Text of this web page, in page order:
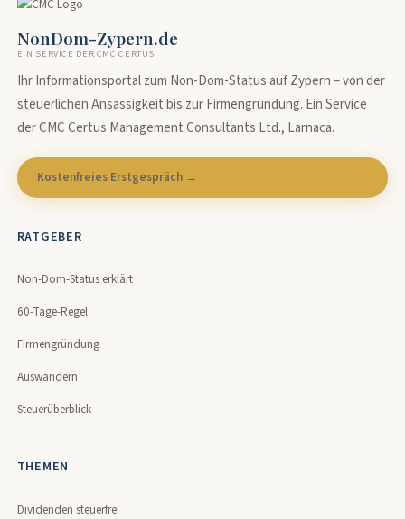
NonDom-Zypern.de
EIN SERVICE DER CMC CERTUS
Ihr Informationsportal zum Non-Dom-Status auf Zypern – von der
steuerlichen Ansässigkeit bis zur Firmengründung. Ein Service
der CMC Certus Management Consultants Ltd., Larnaca.
Kostenfreies Erstgespräch →
RATGEBER
Non-Dom-Status erklärt
60-Tage-Regel
Firmengründung
Auswandern
Steuerüberblick
THEMEN
Dividenden steuerfrei